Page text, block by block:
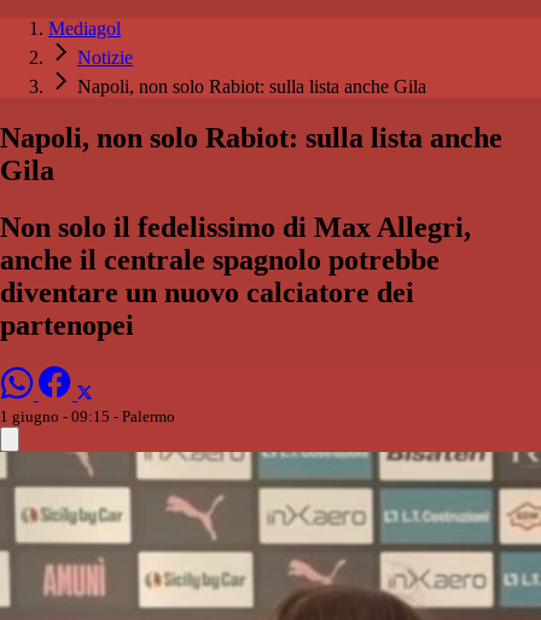
Mediagol
Notizie
Napoli, non solo Rabiot: sulla lista anche Gila
Napoli, non solo Rabiot: sulla lista anche
Gila
Non solo il fedelissimo di Max Allegri,
anche il centrale spagnolo potrebbe
diventare un nuovo calciatore dei
partenopei
1 giugno - 09:15 - Palermo